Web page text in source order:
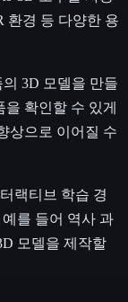
환경 등 다양한 용
3D 모델을 만들
확인할 수 있게
상으로 이어질 수
랙티브 학습 경
를 들어 역사 과
모델을 제작할